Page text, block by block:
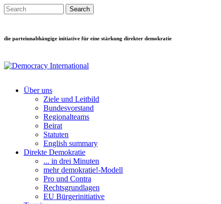
Direkt zum Inhalt
Search this site
die parteiunabhängige initiative für eine stärkung direkter demokratie
Main menu
Über uns
Ziele und Leitbild
Bundesvorstand
Regionalteams
Beirat
Statuten
English summary
Direkte Demokratie
... in drei Minuten
mehr demokratie!-Modell
Pro und Contra
Rechtsgrundlagen
EU Bürgerinitiative